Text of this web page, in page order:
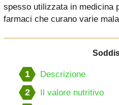
spesso utilizzata in medicina
farmaci che curano varie
1 Descrizione
2 Il valore nutritivo